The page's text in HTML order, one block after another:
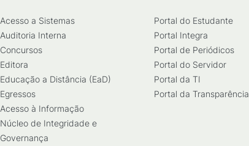
Acesso a Sistemas
Auditoria Interna
Concursos
Editora
Educação a Distância (EaD)
Egressos
Acesso à Informação
Núcleo de Integridade e
Governança
Portal do Estudante
Portal Integra
Portal de Periódicos
Portal do Servidor
Portal da TI
Portal da Transparência